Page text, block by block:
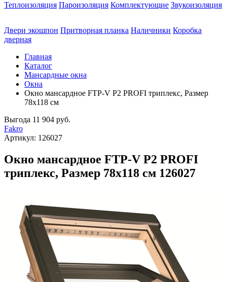
Теплоизоляция Пароизоляция Комплектующие Звукоизоляция
Двери экошпон Притворная планка Наличники Коробка
дверная
Главная
Каталог
Мансардные окна
Окна
Окно мансардное FTP-V P2 PROFI триплекс, Размер
78х118 см
Выгода 11 904 руб.
Fakro
Артикул: 126027
Окно мансардное FTP-V P2 PROFI
триплекс, Размер 78х118 см 126027